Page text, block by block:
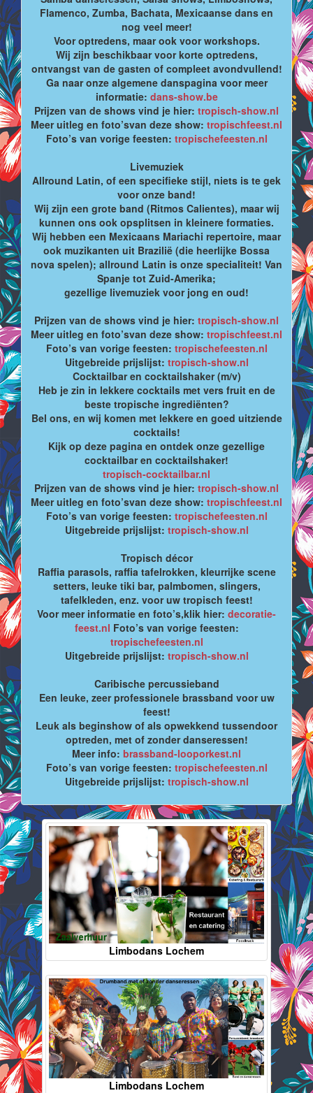
Flamenco, Zumba, Bachata, Mexicaanse dans en
nog veel meer!
Voor optredens, maar ook voor workshops.
Wij zijn beschikbaar voor korte optredens,
ontvangst van de gasten of compleet avondvullend!
Ga naar onze algemene danspagina voor meer
informatie: dans-show.be
Prijzen van de shows vind je hier: tropisch-show.nl
Meer uitleg en foto’svan deze show: tropischfeest.nl
Foto’s van vorige feesten: tropischefeesten.nl
Livemuziek
Allround Latin, of een specifieke stijl, niets is te gek
voor onze band!
Wij zijn een grote band (Ritmos Calientes), maar wij
kunnen ons ook opsplitsen in kleinere formaties.
Wij hebben een Mexicaans Mariachi repertoire, maar
ook muzikanten uit Brazilië (die heerlijke Bossa
nova spelen); allround Latin is onze specialiteit! Van
Spanje tot Zuid-Amerika;
gezellige livemuziek voor jong en oud!
Prijzen van de shows vind je hier: tropisch-show.nl
Meer uitleg en foto’svan deze show: tropischfeest.nl
Foto’s van vorige feesten: tropischefeesten.nl
Uitgebreide prijslijst: tropisch-show.nl
Cocktailbar en cocktailshaker (m/v)
Heb je zin in lekkere cocktails met vers fruit en de
beste tropische ingrediënten?
Bel ons, en wij komen met lekkere en goed uitziende
cocktails!
Kijk op deze pagina en ontdek onze gezellige
cocktailbar en cocktailshaker!
tropisch-cocktailbar.nl
Prijzen van de shows vind je hier: tropisch-show.nl
Meer uitleg en foto’svan deze show: tropischfeest.nl
Foto’s van vorige feesten: tropischefeesten.nl
Uitgebreide prijslijst: tropisch-show.nl
Tropisch décor
Raffia parasols, raffia tafelrokken, kleurrijke scene
setters, leuke tiki bar, palmbomen, slingers,
tafelkleden, enz. voor uw tropisch feest!
Voor meer informatie en foto’s,klik hier: decoratie-
feest.nl Foto’s van vorige feesten:
tropischefeesten.nl
Uitgebreide prijslijst: tropisch-show.nl
Caribische percussieband
Een leuke, zeer professionele brassband voor uw
feest!
Leuk als beginshow of als opwekkend tussendoor
optreden, met of zonder danseressen!
Meer info: brassband-looporkest.nl
Foto’s van vorige feesten: tropischefeesten.nl
Uitgebreide prijslijst: tropisch-show.nl
Limbodans Lochem
Limbodans Lochem